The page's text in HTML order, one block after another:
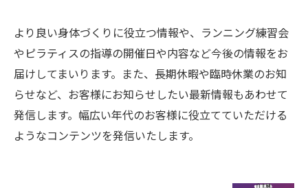
より良い身体づくりに役立つ情報や、ランニング練習会
やピラティスの指導の開催日や内容など今後の情報をお
届けしてまいります。また、長期休暇や臨時休業のお知
らせなど、お客様にお知らせしたい最新情報もあわせて
発信します。幅広い年代のお客様に役立てていただける
ようなコンテンツを発信いたします。